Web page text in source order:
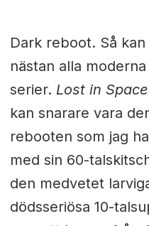
Dark reboot. Så
nästan alla
serier. Lost in Space
kan snarare vara
rebooten som jag
med sin 60-
den medvetet
dödsseriösa 10-